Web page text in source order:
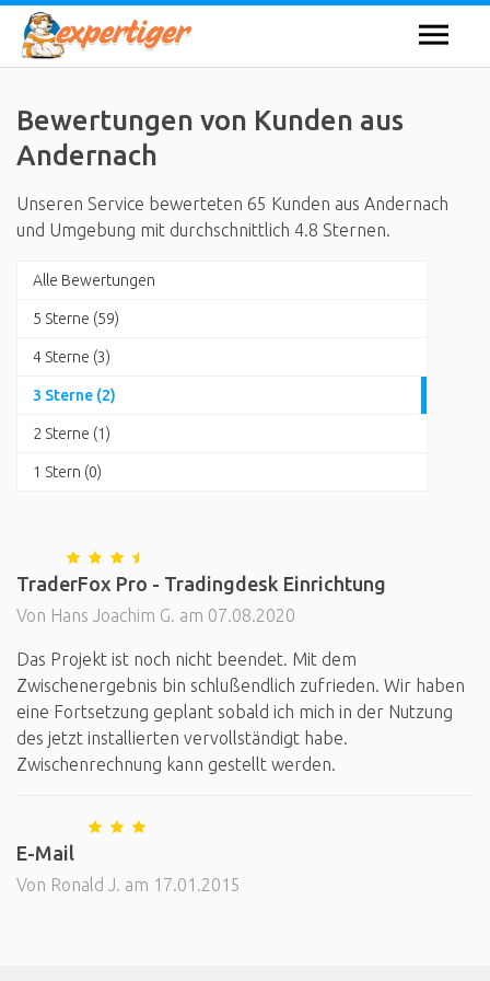
Bewertungen von Kunden aus
Andernach
Unseren Service bewerteten 65 Kunden aus Andernach
und Umgebung mit durchschnittlich 4.8 Sternen.
Alle Bewertungen
5 Sterne (59)
4 Sterne (3)
3 Sterne (2)
2 Sterne (1)
1 Stern (0)
‎TraderFox Pro - Tradingdesk Einrichtung
Von Hans Joachim G. am 07.08.2020
Das Projekt ist noch nicht beendet. Mit dem
Zwischenergebnis bin schlußendlich zufrieden. Wir haben
eine Fortsetzung geplant sobald ich mich in der Nutzung
des jetzt installierten vervollständigt habe.
Zwischenrechnung kann gestellt werden.
E-Mail
Von Ronald J. am 17.01.2015